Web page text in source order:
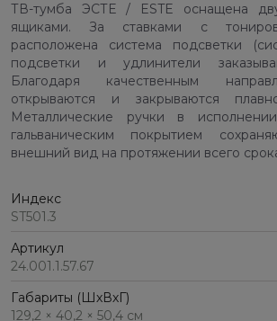
ТВ-тумба ЭСТЕ / ESTE оснащена
ящиками. За ставками с
расположена система подсветки
подсветки и удлинители
Благодаря качественным
открываются и закрываются
Металлические ручки в
гальваническим покрытием
внешний вид на протяжении всего
Индекс
ST501.3
Артикул
24.001.1.57.67
Габариты (ШхВхГ)
129,2 × 40,2 × 50,4 см